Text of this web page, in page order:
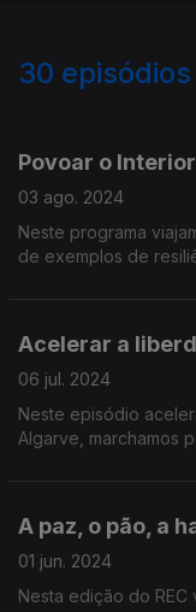
30
Povoar o
03 ago. 2024
Neste programa
de exemplos de
Acelerar a
06 jul. 2024
Neste episódio
Algarve, marchamos
A paz, o pão, a
01 jun. 2024
Nesta edição do